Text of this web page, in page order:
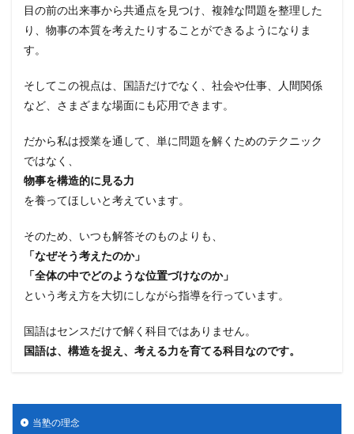
目の前の出来事から共通点を見つけ、複雑な問題を整理した
り、物事の本質を考えたりすることができるようになりま
す。
そしてこの視点は、国語だけでなく、社会や仕事、人間関係
など、さまざまな場面にも応用できます。
だから私は授業を通して、単に問題を解くためのテクニック
ではなく、
物事を構造的に見る力
を養ってほしいと考えています。
そのため、いつも解答そのものよりも、
「なぜそう考えたのか」
「全体の中でどのような位置づけなのか」
という考え方を大切にしながら指導を行っています。
国語はセンスだけで解く科目ではありません。
国語は、構造を捉え、考える力を育てる科目なのです。
当塾の理念